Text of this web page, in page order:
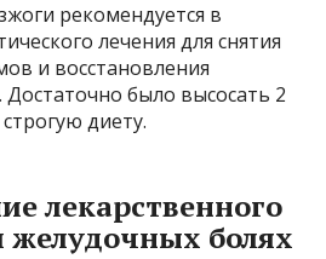
рекомендуется в
лечения для снятия
и восстановления
Достаточно было высосать 2
диету.
лекарственного
желудочных болях